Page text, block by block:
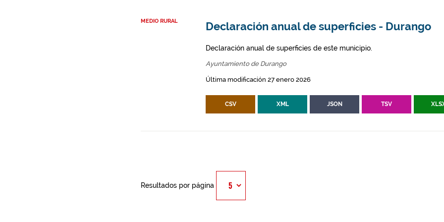
MEDIO RURAL Declaración anual de superficies - Durango
Declaración anual de superficies de este municipio.
Ayuntamiento de Durango
Última modificación 27 enero 2026
CSV XML JSON TSV
Resultados por página